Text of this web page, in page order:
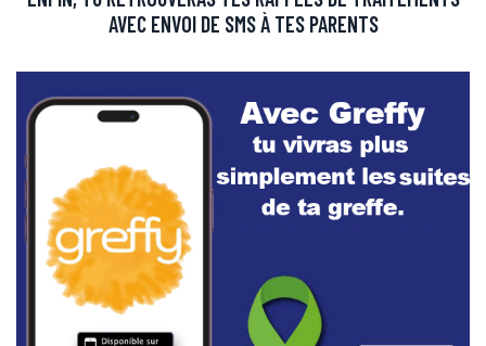
AVEC ENVOI DE SMS À TES PARENTS